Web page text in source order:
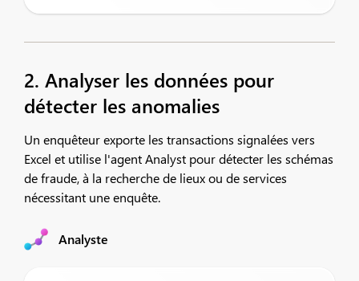
2. Analyser les données pour
détecter les anomalies
Un enquêteur exporte les transactions signalées vers
Excel et utilise l'agent Analyst pour détecter les schémas
de fraude, à la recherche de lieux ou de services
nécessitant une enquête.
Analyste